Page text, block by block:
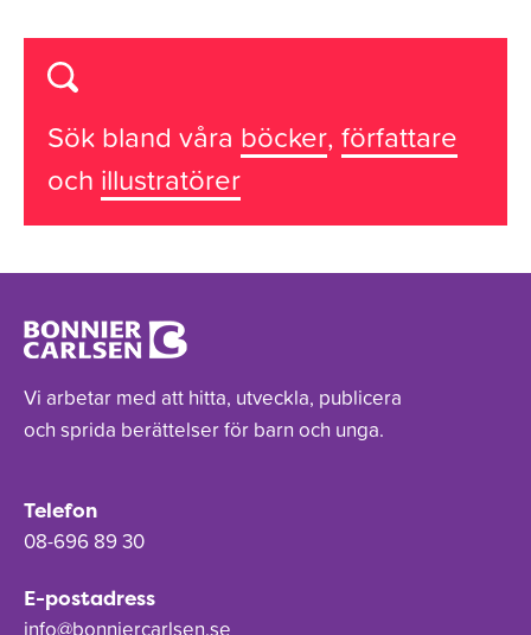
Sök bland våra böcker, författare
och illustratörer
Vi arbetar med att hitta, utveckla, publicera
och sprida berättelser för barn och unga.
Telefon
08-696 89 30
E-postadress
info@bonniercarlsen.se